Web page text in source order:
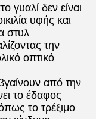
γυαλί δεν είναι
υφής και
στυλ
την
οπτικό
από την
το έδαφος
το τρέξιμο